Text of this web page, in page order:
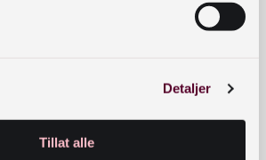
Detaljer
Tillat alle